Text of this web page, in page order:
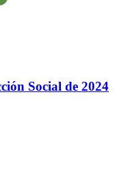
Social de 2024